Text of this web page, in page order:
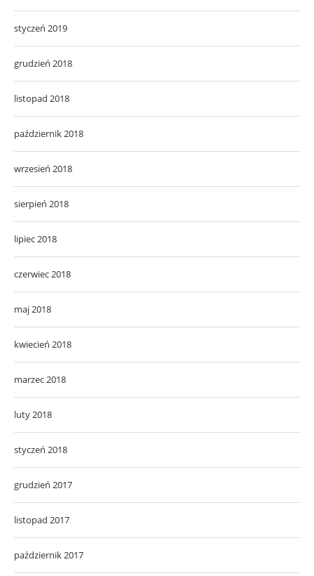
styczeń 2019
grudzień 2018
listopad 2018
październik 2018
wrzesień 2018
sierpień 2018
lipiec 2018
czerwiec 2018
maj 2018
kwiecień 2018
marzec 2018
luty 2018
styczeń 2018
grudzień 2017
listopad 2017
październik 2017